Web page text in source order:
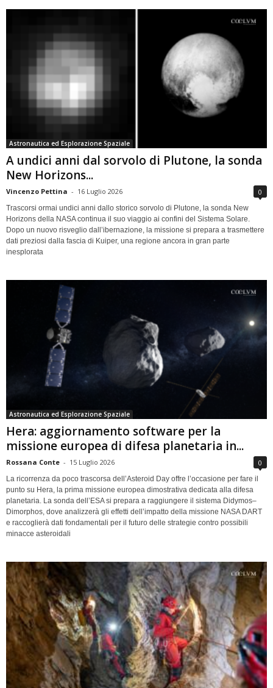
Astronautica ed Esplorazione Spaziale
A undici anni dal sorvolo di Plutone, la sonda
New Horizons...
Vincenzo Pettina - 16 Luglio 2026 0
Trascorsi ormai undici anni dallo storico sorvolo di Plutone, la sonda New
Horizons della NASA continua il suo viaggio ai confini del Sistema Solare.
Dopo un nuovo risveglio dall’ibernazione, la missione si prepara a trasmettere
dati preziosi dalla fascia di Kuiper, una regione ancora in gran parte
inesplorata
Astronautica ed Esplorazione Spaziale
Hera: aggiornamento software per la
missione europea di difesa planetaria in...
Rossana Conte - 15 Luglio 2026 0
La ricorrenza da poco trascorsa dell’Asteroid Day offre l’occasione per fare il
punto su Hera, la prima missione europea dimostrativa dedicata alla difesa
planetaria. La sonda dell’ESA si prepara a raggiungere il sistema Didymos–
Dimorphos, dove analizzerà gli effetti dell’impatto della missione NASA DART
e raccoglierà dati fondamentali per il futuro delle strategie contro possibili
minacce asteroidali